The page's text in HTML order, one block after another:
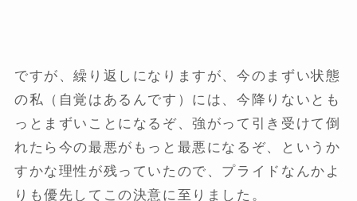
ですが、繰り返しになりますが、今のまずい状態
の私（自覚はあるんです）には、今降りないとも
っとまずいことになるぞ、強がって引き受けて倒
れたら今の最悪がもっと最悪になるぞ、というか
すかな理性が残っていたので、プライドなんかよ
りも優先してこの決意に至りました。